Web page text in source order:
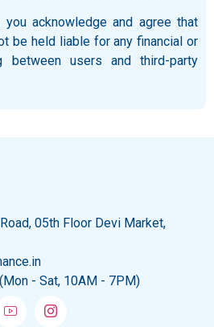
acknowledge and agree that
be held liable for any financial or
between users and third-party
05th Floor Devi Market,
- Sat, 10AM - 7PM)